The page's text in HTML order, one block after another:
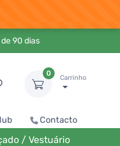
90 dias
0
Carrinho
Contacto
/ Vestuário